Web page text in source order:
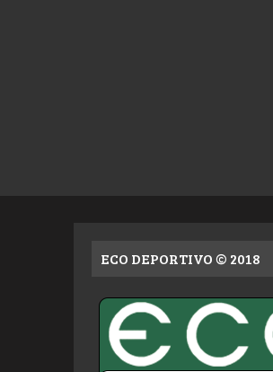
ECO DEPORTIVO © 2018